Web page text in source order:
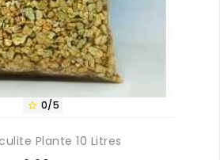
 0/5
Plante 10 Litres